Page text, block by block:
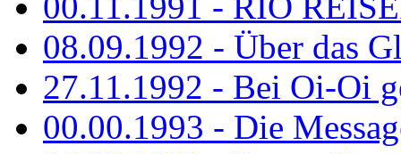
08.09.1992 - Über das
27.11.1992 - Bei Oi-Oi
00.00.1993 - Die